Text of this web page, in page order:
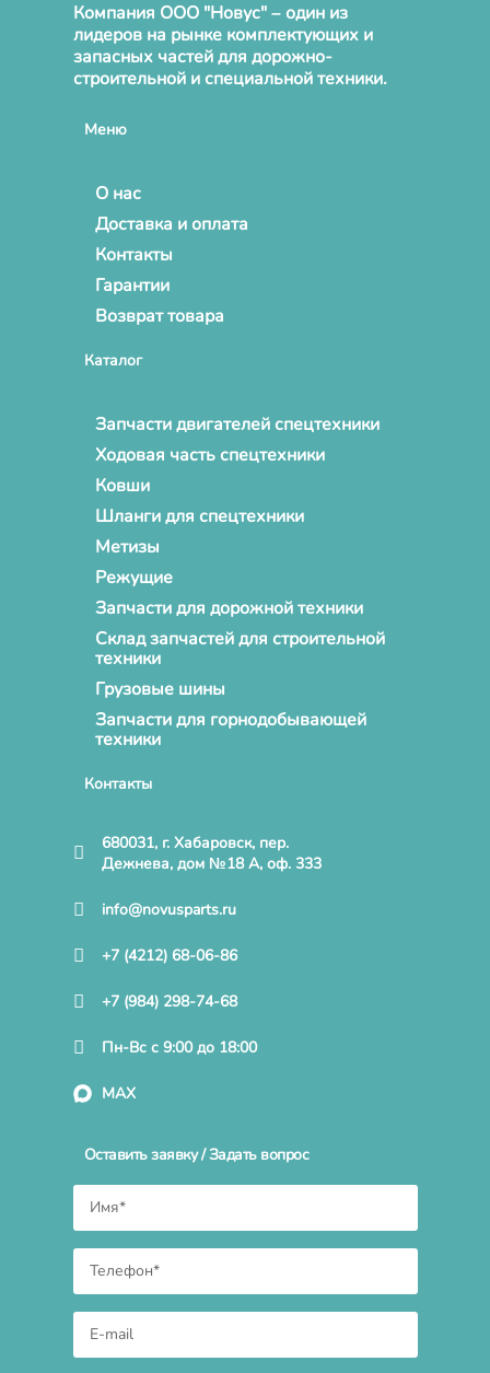
Компания ООО "Новус" – один из
лидеров на рынке комплектующих и
запасных частей для дорожно-
строительной и специальной техники.
Меню
О нас
Доставка и оплата
Контакты
Гарантии
Возврат товара
Каталог
Запчасти двигателей спецтехники
Ходовая часть спецтехники
Ковши
Шланги для спецтехники
Метизы
Режущие
Запчасти для дорожной техники
Склад запчастей для строительной
техники
Грузовые шины
Запчасти для горнодобывающей
техники
Контакты
680031, г. Хабаровск, пер.
Дежнева, дом №18 А, оф. 333
info@novusparts.ru
+7 (4212) 68-06-86
+7 (984) 298-74-68
Пн-Вс с 9:00 до 18:00
MAX
Оставить заявку / Задать вопрос